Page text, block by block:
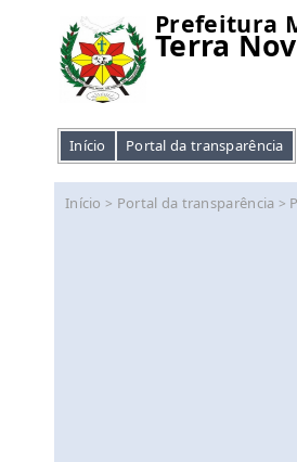
Prefeitura
Terra
Início
Portal da transparência
Início > Portal da transparência >